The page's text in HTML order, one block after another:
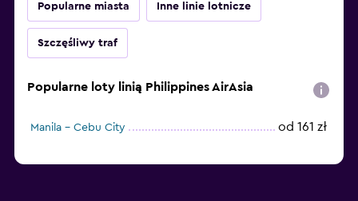
Popularne miasta Inne linie lotnicze
Szczęśliwy traf
Popularne loty linią Philippines AirAsia
Manila - Cebu City od 161 zł